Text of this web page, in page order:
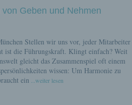
Geben und Nehmen
Stellen wir uns vor, jeder Mitarbeiter
ist die Führungskraft. Klingt einfach? Weit
gleicht das Zusammenspiel oft einem
wissen: Um Harmonie zu
ein ...weiter lesen